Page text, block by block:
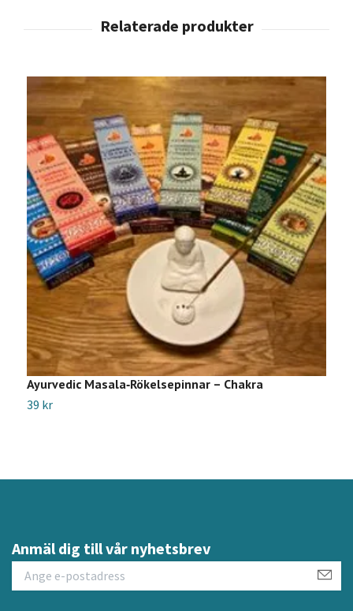
Ayurvedic Masala‑Rökelsepinnar – Chakra
39 kr
Anmäl dig till vår nyhetsbrev